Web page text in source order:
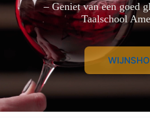
– Geniet van een goed
Taalschool